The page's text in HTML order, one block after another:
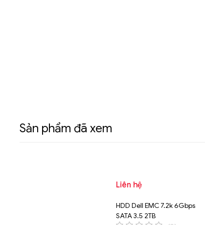
Sản phẩm đã xem
Liên hệ
HDD Dell EMC 7.2k 6Gbps
SATA 3.5 2TB